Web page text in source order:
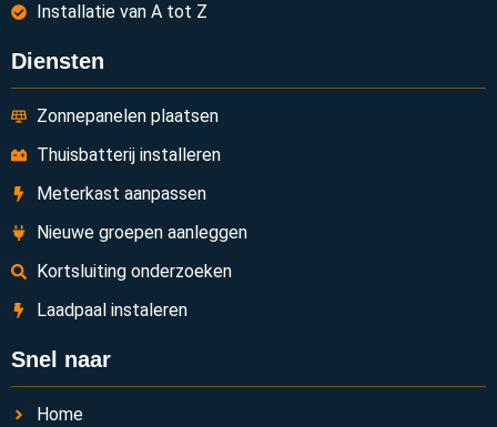
Installatie van A tot Z
Diensten
Zonnepanelen plaatsen
Thuisbatterij installeren
Meterkast aanpassen
Nieuwe groepen aanleggen
Kortsluiting onderzoeken
Laadpaal instaleren
Snel naar
Home